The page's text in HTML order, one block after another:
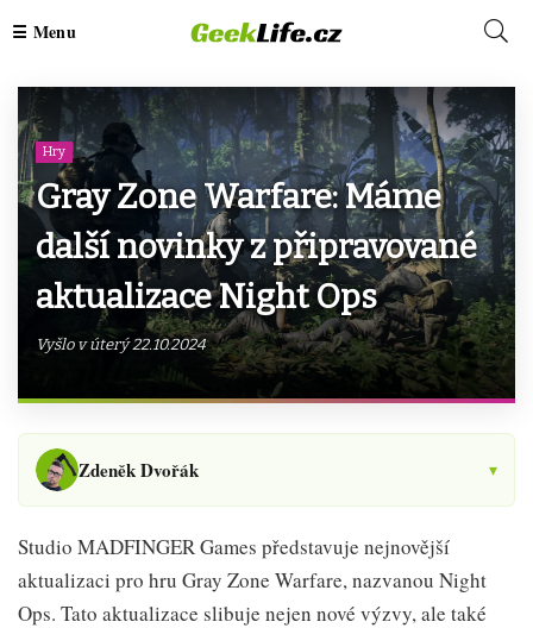
Hry
Gray Zone Warfare: Máme
další novinky z připravované
aktualizace Night Ops
Vyšlo v úterý 22.10.2024
Zdeněk Dvořák ▾
Studio MADFINGER Games představuje nejnovější
aktualizaci pro hru Gray Zone Warfare, nazvanou Night
Ops. Tato aktualizace slibuje nejen nové výzvy, ale také